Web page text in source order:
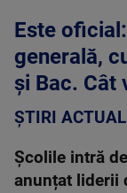
Este
generală,
și Bac. Cât
ȘTIRI
Școlile intră
anunțat liderii